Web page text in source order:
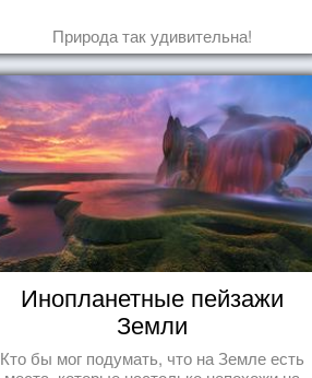
Природа так удивительна!
Инопланетные пейзажи
Земли
Кто бы мог подумать, что на Земле есть